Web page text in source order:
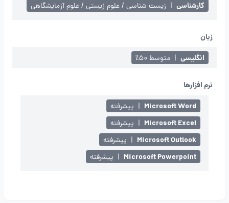
کارشناسی | زیست شناسی / علوم زیستی / علوم آزمایشگاهی
زبان
انگلیسی | متوسط ۵۰٪
نرم افزارها
Microsoft Word
| پیشرفته
Microsoft Excel
| پیشرفته
Microsoft Outlook
| پیشرفته
Microsoft Powerpoint
| پیشرفته